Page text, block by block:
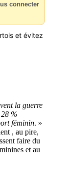
connecter
et évitez